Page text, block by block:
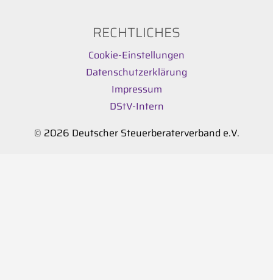
RECHTLICHES
Cookie-Einstellungen
Datenschutzerklärung
Impressum
DStV-Intern
© 2026 Deutscher Steuerberaterverband e.V.